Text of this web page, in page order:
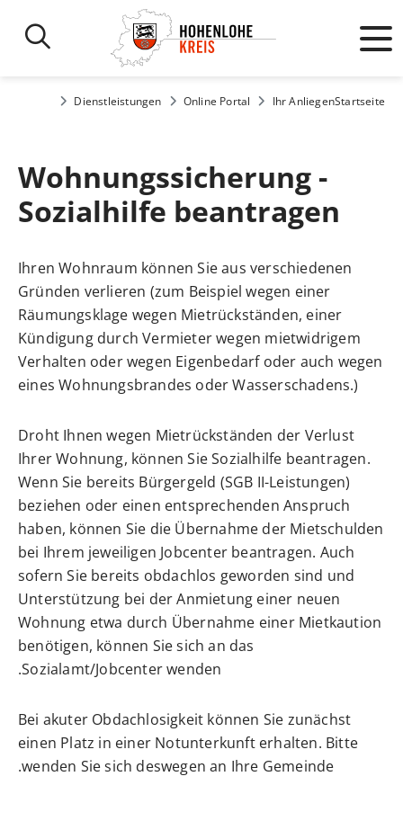
Startseite
Ihr Anliegen
Online Portal
Dienstleistungen
Wohnungssicherung -
Sozialhilfe beantragen
Ihren Wohnraum können Sie aus verschiedenen
Gründen verlieren (zum Beispiel wegen einer
Räumungsklage wegen Mietrückständen, einer
Kündigung durch Vermieter wegen mietwidrigem
Verhalten oder wegen Eigenbedarf oder auch wegen
eines Wohnungsbrandes oder Wasserschadens.)
Droht Ihnen wegen Mietrückständen der Verlust
Ihrer Wohnung, können Sie Sozialhilfe beantragen.
Wenn Sie bereits Bürgergeld (SGB II-Leistungen)
beziehen oder einen entsprechenden Anspruch
haben, können Sie die Übernahme der Mietschulden
bei Ihrem jeweiligen Jobcenter beantragen. Auch
sofern Sie bereits obdachlos geworden sind und
Unterstützung bei der Anmietung einer neuen
Wohnung etwa durch Übernahme einer Mietkaution
benötigen, können Sie sich an das
Sozialamt/Jobcenter wenden.
Bei akuter Obdachlosigkeit können Sie zunächst
einen Platz in einer Notunterkunft erhalten. Bitte
wenden Sie sich deswegen an Ihre Gemeinde.